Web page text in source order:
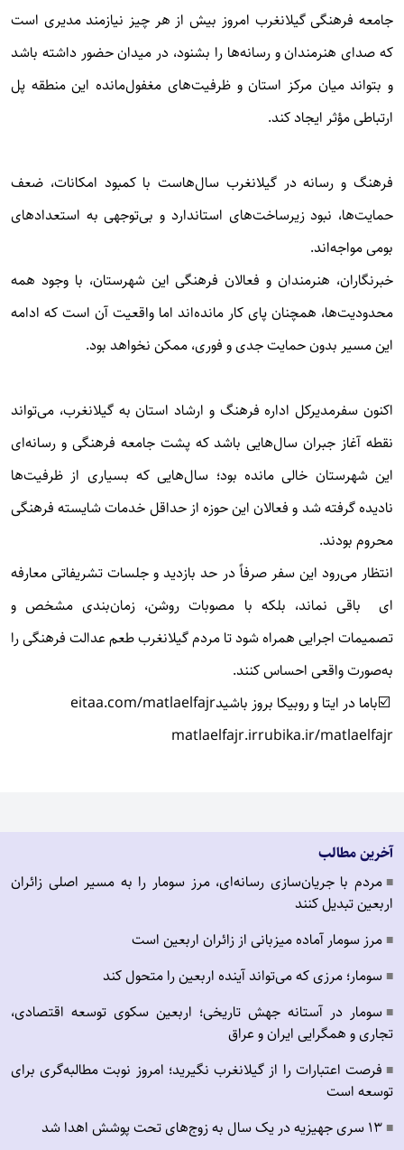
جامعه فرهنگی گیلانغرب امروز بیش از هر چیز نیازمند مدیری است
که صدای هنرمندان و رسانه‌ها را بشنود، در میدان حضور داشته باشد
و بتواند میان مرکز استان و ظرفیت‌های مغفول‌مانده این منطقه پل
ارتباطی مؤثر ایجاد کند.
فرهنگ و رسانه در گیلانغرب سال‌هاست با کمبود امکانات، ضعف
حمایت‌ها، نبود زیرساخت‌های استاندارد و بی‌توجهی به استعدادهای
بومی مواجه‌اند.
خبرنگاران، هنرمندان و فعالان فرهنگی این شهرستان، با وجود همه
محدودیت‌ها، همچنان پای کار مانده‌اند اما واقعیت آن است که ادامه
این مسیر بدون حمایت جدی و فوری، ممکن نخواهد بود.
اکنون سفرمدیرکل اداره فرهنگ و ارشاد استان به گیلانغرب، می‌تواند
نقطه آغاز جبران سال‌هایی باشد که پشت جامعه فرهنگی و رسانه‌ای
این شهرستان خالی مانده بود؛ سال‌هایی که بسیاری از ظرفیت‌ها
نادیده گرفته شد و فعالان این حوزه از حداقل خدمات شایسته فرهنگی
محروم بودند.
انتظار می‌رود این سفر صرفاً در حد بازدید و جلسات تشریفاتی معارفه
ای باقی نماند، بلکه با مصوبات روشن، زمان‌بندی مشخص و
تصمیمات اجرایی همراه شود تا مردم گیلانغرب طعم عدالت فرهنگی را
به‌صورت واقعی احساس کنند.
☑️باما در ایتا و روبیکا بروز باشیدeitaa.com/matlaelfajr
rubika.ir/matlaelfajr
matlaelfajr.ir
آخرین مطالب
■ مردم با جریان‌سازی رسانه‌ای، مرز سومار را به مسیر اصلی زائران
اربعین تبدیل کنند
■ مرز سومار آماده میزبانی از زائران اربعین است
■ سومار؛ مرزی که می‌تواند آینده اربعین را متحول کند
■ سومار در آستانه جهش تاریخی؛ اربعین سکوی توسعه اقتصادی،
تجاری و همگرایی ایران و عراق
■ فرصت اعتبارات را از گیلانغرب نگیرید؛ امروز نوبت مطالبه‌گری برای
توسعه است
■ ۱۳ سری جهیزیه در یک سال به زوج‌های تحت پوشش اهدا شد